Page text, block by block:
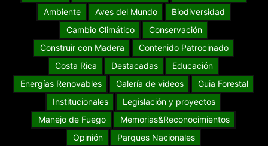
Ambiente
Aves del Mundo
Biodiversidad
Cambio Climático
Conservación
Construir con Madera
Contenido Patrocinado
Costa Rica
Destacadas
Educación
Energías Renovables
Galería de videos
Guia Forestal
Institucionales
Legislación y proyectos
Manejo de Fuego
Memorias&Reconocimientos
Opinión
Parques Nacionales